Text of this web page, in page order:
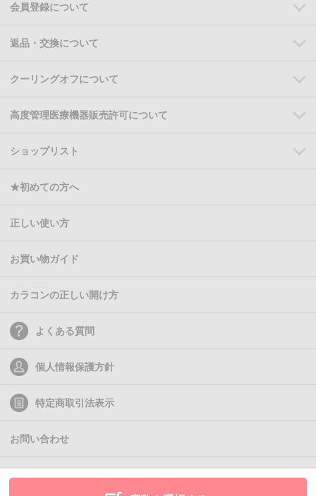
会員登録について
返品・交換について
クーリングオフについて
高度管理医療機器販売許可について
ショップリスト
★初めての方へ
正しい使い方
お買い物ガイド
カラコンの正しい開け方
よくある質問
個人情報保護方針
特定商取引法表示
お問い合わせ
(C)2011- Queen Eyes